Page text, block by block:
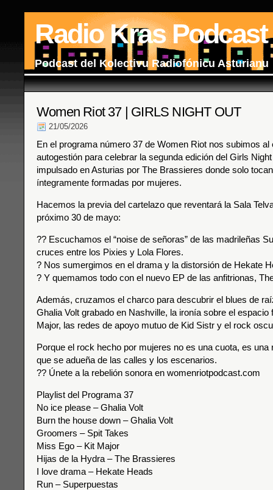
Radio Kras Podcast
Podcast del Kolectivu Radiofónicu Asturianu
Women Riot 37 | GIRLS NIGHT OUT
21/05/2026
En el programa número 37 de Women Riot nos subimos al
autogestión para celebrar la segunda edición del Girls
impulsado en Asturias por The Brassieres donde solo
íntegramente formadas por mujeres.
Hacemos la previa del cartelazo que reventará la Sala
próximo 30 de mayo:
?? Escuchamos el “noise de señoras” de las madrileñas
cruces entre los Pixies y Lola Flores.
? Nos sumergimos en el drama y la distorsión de Hekate
? Y quemamos todo con el nuevo EP de las anfitrionas,
Además, cruzamos el charco para descubrir el blues de
Ghalia Volt grabado en Nashville, la ironía sobre el espacio
Major, las redes de apoyo mutuo de Kid Sistr y el rock
Porque el rock hecho por mujeres no es una cuota, es una
que se adueña de las calles y los escenarios.
?? Únete a la rebelión sonora en womenriotpodcast.com
Playlist del Programa 37
No ice please – Ghalia Volt
Burn the house down – Ghalia Volt
Groomers – Spit Takes
Miss Ego – Kit Major
Hijas de la Hydra – The Brassieres
I love drama – Hekate Heads
Run – Superpuestas